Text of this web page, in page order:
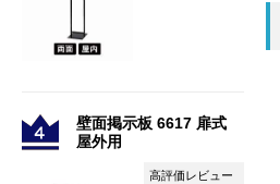
壁面掲示板 6617 扉式
屋外用
高評価レビュー